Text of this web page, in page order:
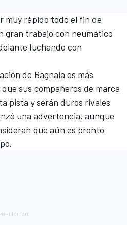
muy rápido todo el fin de
gran trabajo con neumático
luchando con
de Bagnaia es más
sus compañeros de marca
pista y serán duros rivales
una advertencia, aunque
que aún es pronto